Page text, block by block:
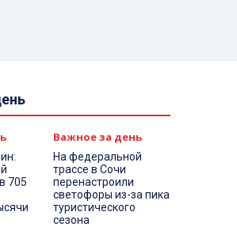
705
Важное за день
На федеральной
трассе в Сочи
перенастроили
светофоры из-за пика
туристического
сезона